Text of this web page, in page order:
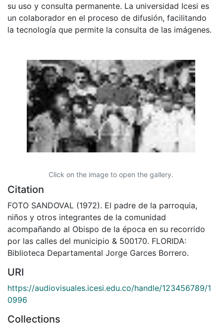
su uso y consulta permanente. La universidad Icesi es
un colaborador en el proceso de difusión, facilitando
la tecnología que permite la consulta de las imágenes.
Click on the image to open the gallery.
Citation
FOTO SANDOVAL (1972). El padre de la parroquia,
niños y otros integrantes de la comunidad
acompañando al Obispo de la época en su recorrido
por las calles del municipio & 500170. FLORIDA:
Biblioteca Departamental Jorge Garces Borrero.
URI
https://audiovisuales.icesi.edu.co/handle/123456789/1
0996
Collections